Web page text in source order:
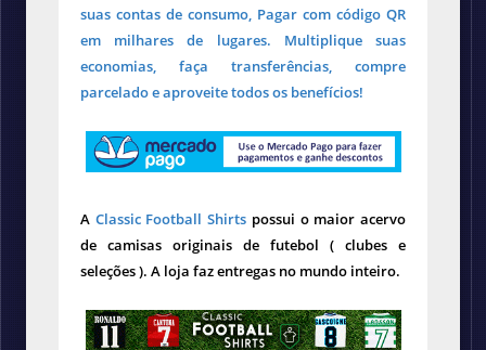
suas contas de consumo, Pagar com código QR
em milhares de lugares. Multiplique suas
economias, faça transferências, compre
parcelado e aproveite todos os benefícios!
A Classic Football Shirts possui o maior acervo
de camisas originais de futebol ( clubes e
seleções ). A loja faz entregas no mundo inteiro.